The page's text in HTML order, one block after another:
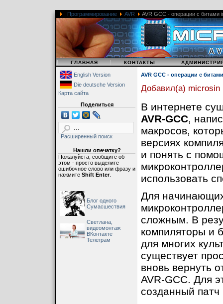
Программирование AVR AVR GCC - операции с битами
| ГЛАВНАЯ | КОНТАКТЫ |
English Version
Die deutsche Version
Карта сайта
Поделиться
Расширенный поиск
Нашли опечатку?
Пожалуйста, сообщите об
этом - просто выделите
ошибочное слово или фразу и
нажмите Shift Enter.
Блог одного
Сумасшествия
Светлана,
видеомонтаж
ВКонтакте
Телеграм
AVR GCC - операции с
Добавил(а) microsin
В интернете
AVR-GCC,
макросов,
версиях
и понять с
использовать
Для
сложным. В
компиляторы и
для многих
существует
вновь вернуть
AVR-GCC. Для
созданный патч